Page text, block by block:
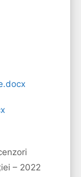
– 2022